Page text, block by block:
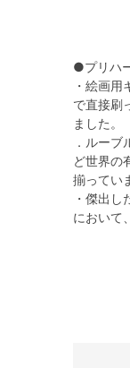
●プリハ
・絵画
で直接刷
ました。
．ルー
ど世界の
揃ってい
・傑出
において